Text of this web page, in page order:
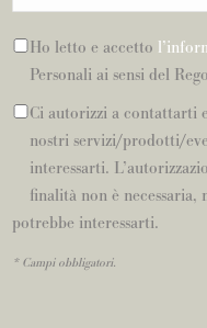
Ho letto e accetto
Personali ai sensi del
Ci autorizzi a contattarti
nostri servizi/prodotti/
interessarti.
finalità non è
potrebbe interessarti.
* Campi obbligatori.